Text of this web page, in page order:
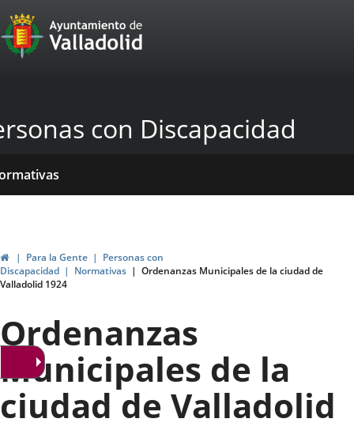
Portal
Web
Ayuntamiento
de
Valladolid
con Discapacidad
InicioPara la Gente
Personas con
Discapacidad
Normativas
Ordenanzas Municipales de la ciudad de
Valladolid 1924
Ordenanzas
Municipales de la
ciudad de Valladolid